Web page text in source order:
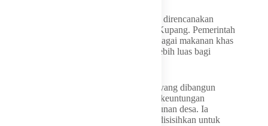
Karena itu, emping jagung dari Nobi-Nobi direncanakan
dipasarkan melalui jaringan NTT Mart di Kupang. Pemerintah
berharap produk tersebut dapat dikenal sebagai makanan khas
dari TTS sekaligus membuka pasar yang lebih luas bagi
Gubernur Melki juga meminta agar usaha yang dibangun
masyarakat tidak semata berorientasi pada keuntungan
kelompok, tetapi ikut menopang pembangunan desa. Ia
mengusulkan sebagian keuntungan usaha disisihkan untuk